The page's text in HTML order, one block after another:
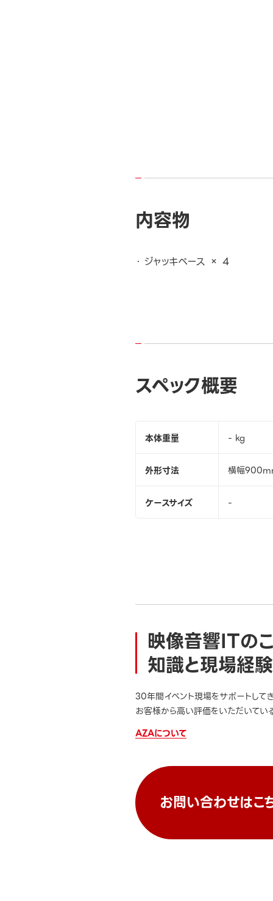
内容物
ジャッキベース × 4
スペック概要
本体重量 - kg
外形寸法 横幅
ケースサイズ -
映像音響ITの
知識と現場経
30年間イベント現場をサポートして
お客様から高い評価をいただいてい
AZAについて
お問い合わせはこ